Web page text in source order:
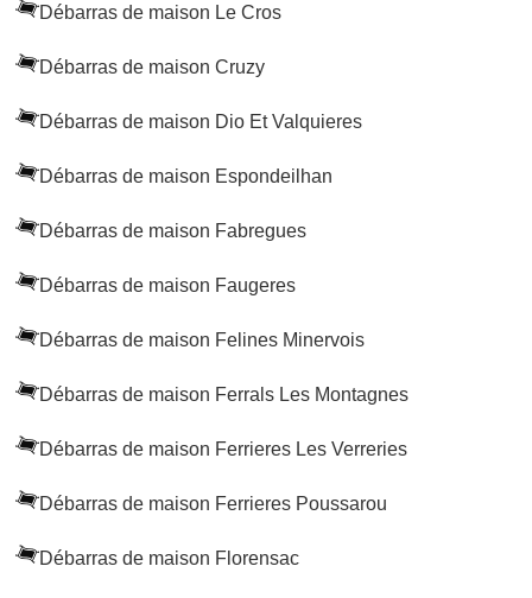
Débarras de maison Le Cros
Débarras de maison Cruzy
Débarras de maison Dio Et Valquieres
Débarras de maison Espondeilhan
Débarras de maison Fabregues
Débarras de maison Faugeres
Débarras de maison Felines Minervois
Débarras de maison Ferrals Les Montagnes
Débarras de maison Ferrieres Les Verreries
Débarras de maison Ferrieres Poussarou
Débarras de maison Florensac